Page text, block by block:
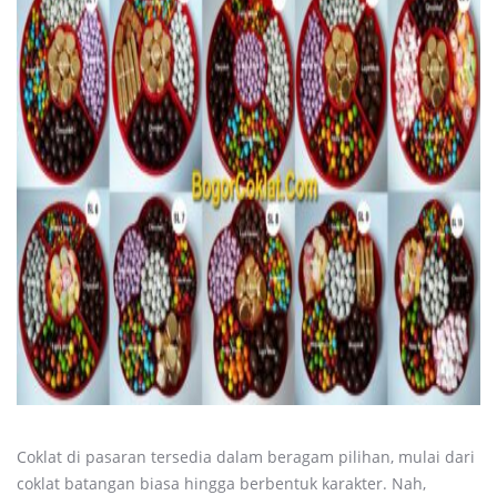
Coklat di pasaran tersedia dalam beragam pilihan, mulai dari
coklat batangan biasa hingga berbentuk karakter. Nah,